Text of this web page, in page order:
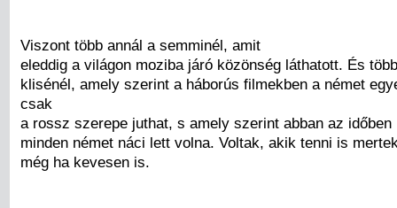
Viszont több annál a semminél, amit
eleddig a világon moziba járó közönség láthatott. És
klisénél, amely szerint a háborús filmekben a német
csak
a rossz szerepe juthat, s amely szerint abban az
minden német náci lett volna. Voltak, akik tenni is
még ha kevesen is.